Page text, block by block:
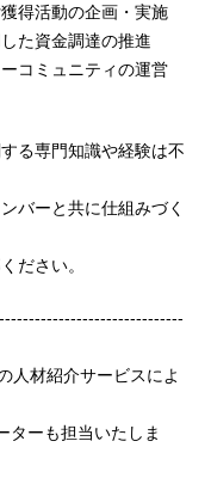
得活動の企画・実施
た資金調達の推進
コミュニティの運営
る専門知識や経験は不
バーと共に仕組みづく
ださい。
人材紹介サービスによ
ターも担当いたしま